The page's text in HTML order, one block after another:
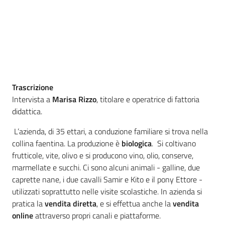
Argomenti
Novità
Servizi
Leggi atti bandi
Trascrizione
Intervista a Marisa Rizzo, titolare e operatrice di fattoria
didattica.
L’azienda, di 35 ettari, a conduzione familiare si trova nella
collina faentina. La produzione è biologica. Si coltivano
frutticole, vite, olivo e si producono vino, olio, conserve,
marmellate e succhi. Ci sono alcuni animali - galline, due
caprette nane, i due cavalli Samir e Kito e il pony Ettore -
utilizzati soprattutto nelle visite scolastiche. In azienda si
pratica lavendita diretta, e si effettua anche lavendita
onlineattraverso propri canali e piattaforme.